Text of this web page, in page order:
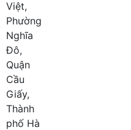
Việt,
Phường
Nghĩa
Đô,
Quận
Cầu
Giấy,
Thành
phố Hà